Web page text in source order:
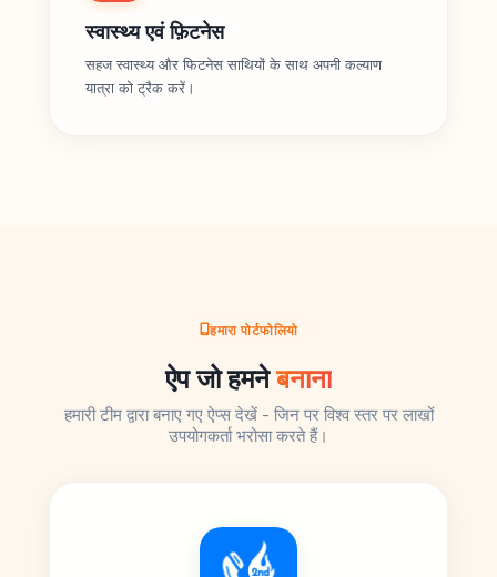
स्वास्थ्य एवं फ़िटनेस
सहज स्वास्थ्य और फिटनेस साथियों के साथ अपनी कल्याण
यात्रा को ट्रैक करें।
हमारा पोर्टफोलियो
ऐप जो हमनेबनाना
हमारी टीम द्वारा बनाए गए ऐप्स देखें - जिन पर विश्व स्तर पर लाखों
उपयोगकर्ता भरोसा करते हैं।